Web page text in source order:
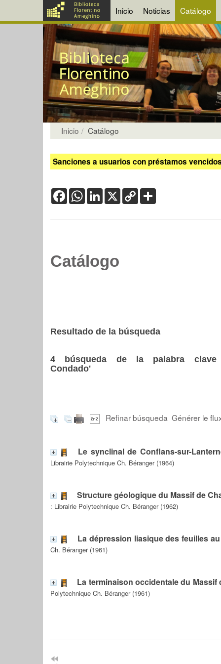
Inicio Noticias Catálogo
Inicio Catálogo
Sanciones a usuarios con préstamos
FacebookWhatsApp
LinkedIn
X Copy
Link
Catálogo
Resultado de la búsqueda
4 búsqueda de la palabra clave
Condado'
Refinar búsqueda Générer le
Le synclinal de Conflans-sur-
Librairie Polytechnique Ch. Béranger (1964)
Structure géologique du Massif de
: Librairie Polytechnique Ch. Béranger (1962)
La dépression liasique des feuilles
Ch. Béranger (1961)
La terminaison occidentale du Massif
Polytechnique Ch. Béranger (1961)